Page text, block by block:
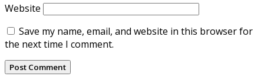
Website
Save my name, email, and website in this browser for
the next time I comment.